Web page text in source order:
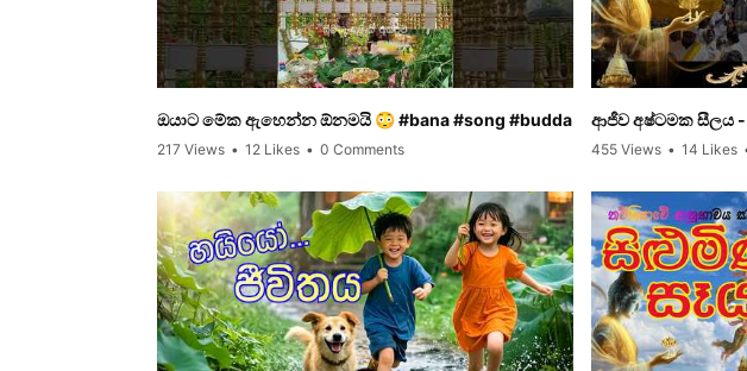
ඔයාට මේක ඇහෙන්න ඕනමයි 😳 #bana #song #budda #asapuwa #shorts
217 Views • 12 Likes • 0 Comments
ආජීව අෂ්ටමක සීලය -
455 Views • 14 Likes